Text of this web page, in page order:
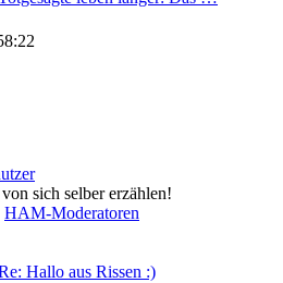
sich selber erzählen!
HAM-Moderatoren
Hallo aus Rissen :)